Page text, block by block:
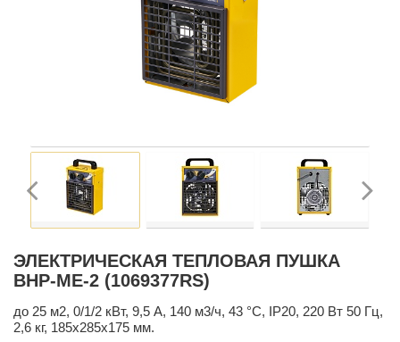
ЭЛЕКТРИЧЕСКАЯ ТЕПЛОВАЯ ПУШКА
BHP-ME-2 (1069377RS)
до 25 м2, 0/1/2 кВт, 9,5 А, 140 м3/ч, 43 °С, IP20, 220 Вт 50 Гц,
2,6 кг, 185х285х175 мм.